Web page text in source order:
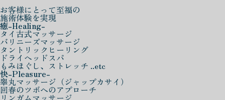
お客様にとって至福の
施術体験を実現
癒-Healing-
タイ古式マッサージ
バリニーズマッサージ
タントリックヒーリング
ドライヘッドスパ
もみほぐし、ストレッチ ..etc
快-Pleasure-
睾丸マッサージ（ジャップカサイ）
回春のツボへのアプローチ
リンガムマッサージ